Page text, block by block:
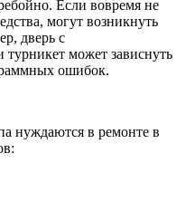
Если вовремя не
могут возникнуть
дверь с
может зависнуть
ошибок.
нуждаются в ремонте в